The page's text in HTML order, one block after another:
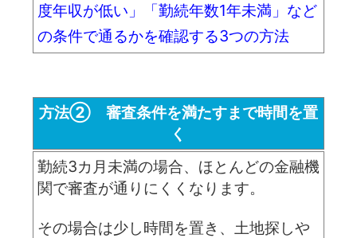
度年収が低い」「勤続年数1年未満」など
の条件で通るかを確認する3つの方法
方法② 審査条件を満たすまで時間を置
く
勤続3カ月未満の場合、ほとんどの金融機
関で審査が通りにくくなります。
その場合は少し時間を置き、土地探しや